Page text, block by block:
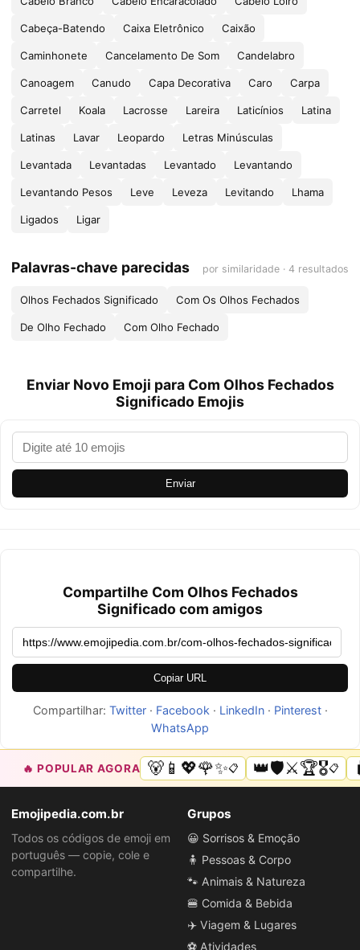
Cabeça-Batendo Caixa Eletrônico Caixão
Caminhonete Cancelamento De Som Candelabro
Canoagem Canudo Capa Decorativa Caro Carpa
Carretel Koala Lacrosse Lareira Laticínios Latina
Latinas Lavar Leopardo Letras Minúsculas
Levantada Levantadas Levantado Levantando
Levantando Pesos Leve Leveza Levitando Lhama
Ligados Ligar
Palavras-chave parecidas por similaridade · 4 resultados
Olhos Fechados Significado Com Os Olhos Fechados
De Olho Fechado Com Olho Fechado
Enviar Novo Emoji para Com Olhos Fechados
Significado Emojis
Enviar
Compartilhe Com Olhos Fechados
Significado com amigos
Copiar URL
Compartilhar: Twitter· Facebook · LinkedIn· Pinterest·
WhatsApp
🔥 POPULAR AGORA 🐻📱💖🌹✨📋 👑🛡️⚔️🏆🎖️📋
Emojipedia.com.br
Todos os códigos de emoji em
português — copie, cole e
compartilhe.
Grupos
😀 Sorrisos & Emoção
🧍 Pessoas & Corpo
🐾 Animais & Natureza
🍔 Comida & Bebida
✈️ Viagem & Lugares
⚽ Atividades